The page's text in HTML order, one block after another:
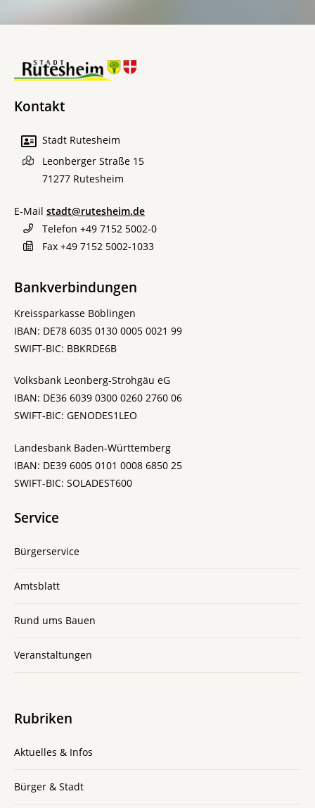
Kontakt
Stadt Rutesheim
Leonberger Straße 15
71277 Rutesheim
E-Mail stadt@rutesheim.de
Telefon +49 7152 5002-0
Fax +49 7152 5002-1033
Bankverbindungen
Kreissparkasse Böblingen
IBAN: DE78 6035 0130 0005 0021 99
SWIFT-BIC: BBKRDE6B
Volksbank Leonberg-Strohgäu eG
IBAN: DE36 6039 0300 0260 2760 06
SWIFT-BIC: GENODES1LEO
Landesbank Baden-Württemberg
IBAN: DE39 6005 0101 0008 6850 25
SWIFT-BIC: SOLADEST600
Service
Bürgerservice
Amtsblatt
Rund ums Bauen
Veranstaltungen
Rubriken
Aktuelles & Infos
Bürger & Stadt